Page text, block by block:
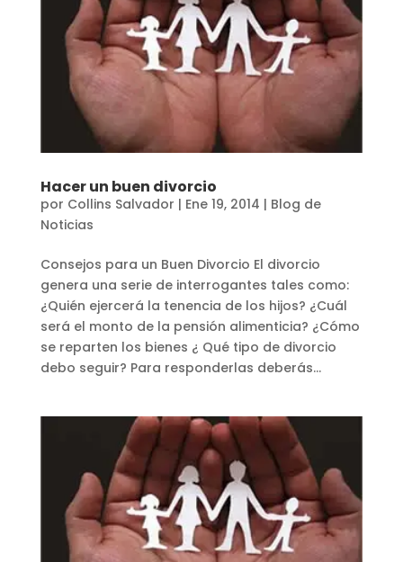
Hacer un buen divorcio
por Collins Salvador | Ene 19, 2014 | Blog de
Noticias
Consejos para un Buen Divorcio El divorcio
genera una serie de interrogantes tales como:
¿Quién ejercerá la tenencia de los hijos? ¿Cuál
será el monto de la pensión alimenticia? ¿Cómo
se reparten los bienes ¿ Qué tipo de divorcio
debo seguir? Para responderlas deberás...